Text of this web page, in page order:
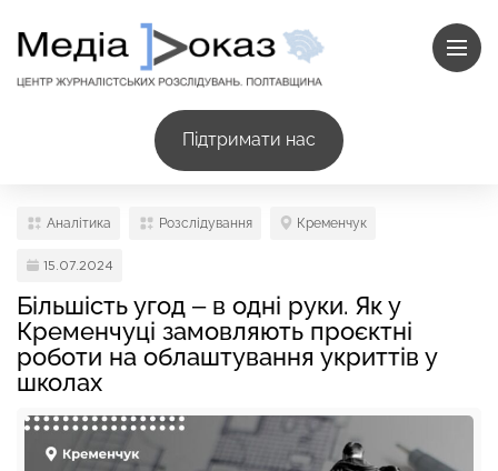
Підтримати нас
Аналітика Розслідування Кременчук
15.07.2024
Більшість угод – в одні руки. Як у
Кременчуці замовляють проєктні
роботи на облаштування укриттів у
школах